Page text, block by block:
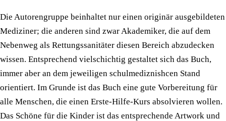
Die Autorengruppe beinhaltet nur einen originär ausgebildeten
Mediziner; die anderen sind zwar Akademiker, die auf dem
Nebenweg als Rettungssanitäter diesen Bereich abzudecken
wissen. Entsprechend vielschichtig gestaltet sich das Buch,
immer aber an dem jeweiligen schulmediznishcen Stand
orientiert. Im Grunde ist das Buch eine gute Vorbereitung für
alle Menschen, die einen Erste-Hilfe-Kurs absolvieren wollen.
Das Schöne für die Kinder ist das entsprechende Artwork und